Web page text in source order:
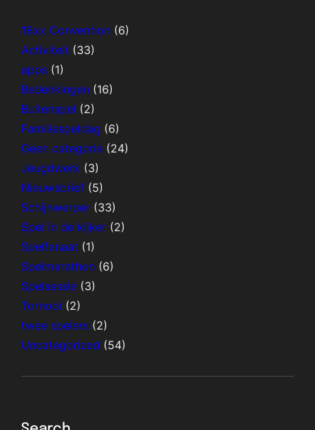
18xx Convention (6)
Activiteit (33)
apps (1)
Bedenkingen (16)
Buitenspel (2)
Familiespeldag (6)
Geen categorie (24)
Jeugdwerk (3)
Nieuwsbrief (5)
Schijnwerper (33)
Spel in de kijker (2)
Spelfanaat (1)
Spelmarathon (6)
Spelsessie (3)
Tornooi (2)
twee spelers (2)
Uncategorized (54)